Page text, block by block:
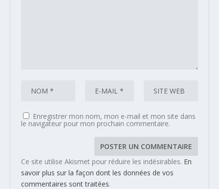
Enregistrer mon nom, mon e-mail et mon site dans
le navigateur pour mon prochain commentaire.
Ce site utilise Akismet pour réduire les indésirables. En
savoir plus sur la façon dont les données de vos
commentaires sont traitées.